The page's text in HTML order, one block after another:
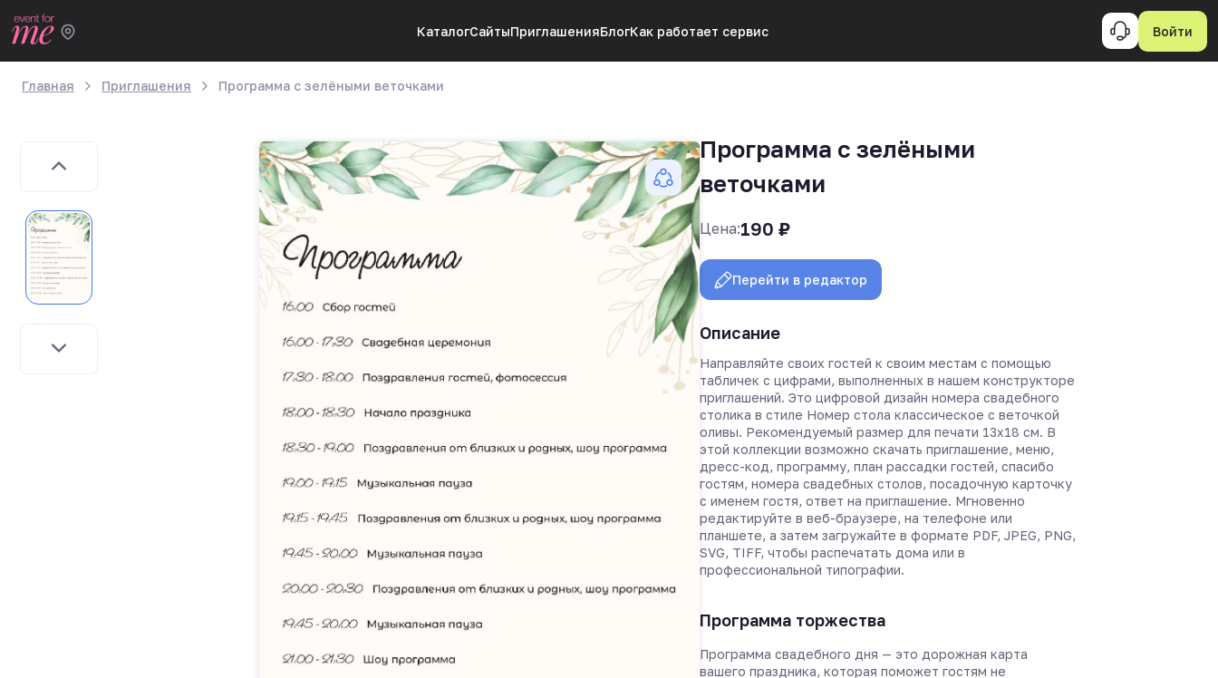
КаталогСайтыПриглашенияБлогКак работает сервис Войти
Главная Приглашения Программа с зелёными веточками
Программа с зелёными
веточками
Цена:190 ₽
Перейти в редактор
Описание
Направляйте своих гостей к своим местам с помощью
табличек с цифрами, выполненных в нашем конструкторе
приглашений. Это цифровой дизайн номера свадебного
столика в стиле Номер стола классическое с веточкой
оливы. Рекомендуемый размер для печати 13х18 см. В
этой коллекции возможно скачать приглашение, меню,
дресс-код, программу, план рассадки гостей, спасибо
гостям, номера свадебных столов, посадочную карточку
с именем гостя, ответ на приглашение. Мгновенно
редактируйте в веб-браузере, на телефоне или
планшете, а затем загружайте в формате PDF, JPEG, PNG,
SVG, TIFF, чтобы распечатать дома или в
профессиональной типографии.
Программа торжества
Программа свадебного дня — это дорожная карта
вашего праздника, которая поможет гостям не